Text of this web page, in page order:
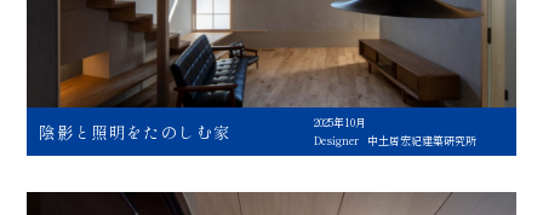
陰影と照明をたのしむ家
2025年10月
Designer
中土居宏紀建築研究所